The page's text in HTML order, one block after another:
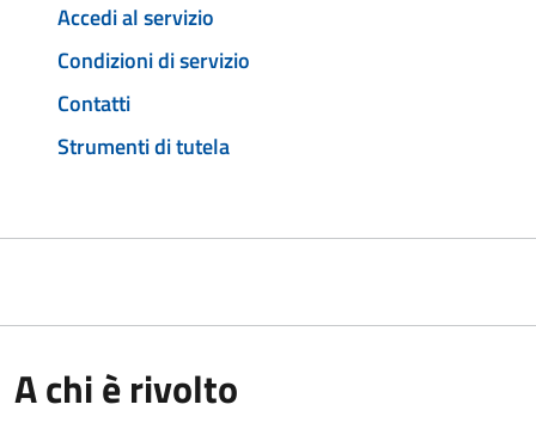
Accedi al servizio
Condizioni di servizio
Contatti
Strumenti di tutela
A chi è rivolto